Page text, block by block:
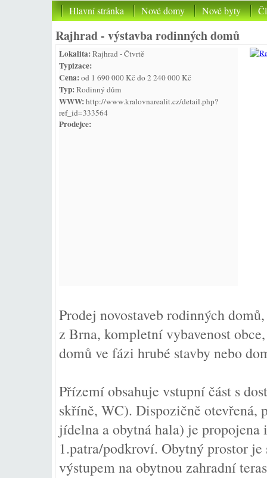
Hlavní stránka Nové domy Nové byty
Rajhrad - výstavba rodinných domů
Lokalita:Rajhrad - Čtvrtě
Typizace:
Cena:od 1 690 000 Kč do 2 240 000 Kč
Typ:Rodinný dům
WWW:http://www.kralovnarealit.cz/detail.php?
ref_id=333564
Prodejce:
Prodej novostaveb rodinných
z Brna, kompletní vybavenost
domů ve fázi hrubé stavby nebo
Přízemí obsahuje vstupní část s
skříně, WC). Dispozičně otevřená,
jídelna a obytná hala) je
1.patra/podkroví. Obytný prostor
výstupem na obytnou zahradní